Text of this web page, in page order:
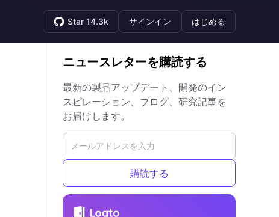
Star 14.3k サインイン はじめる
ニュースレターを購読する
最新の製品アップデート、開発のイン
スピレーション、ブログ、研究記事を
お届けします。
購読する